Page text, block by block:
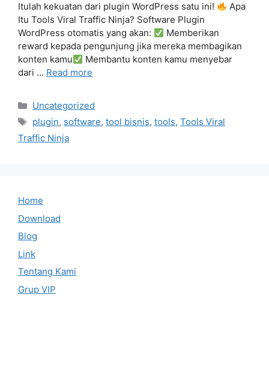
Itulah kekuatan dari plugin WordPress satu ini!
Apa
Itu Tools Viral Traffic Ninja? Software Plugin
WordPress otomatis yang akan:
Memberikan
reward kepada pengunjung jika mereka membagikan
konten kamu
Membantu konten kamu menyebar
dari … Read more
Categories
Uncategorized
Tags
plugin, software, tool bisnis, tools, Tools Viral
Traffic Ninja
Home
Download
Blog
Link
Tentang Kami
Grup VIP